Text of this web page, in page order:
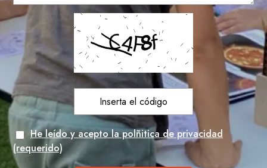
He leído y acepto la polñitica de privacidad
(requerido)